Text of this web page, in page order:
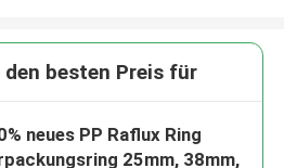
den besten Preis für
neues PP Raflux Ring
25mm, 38mm,